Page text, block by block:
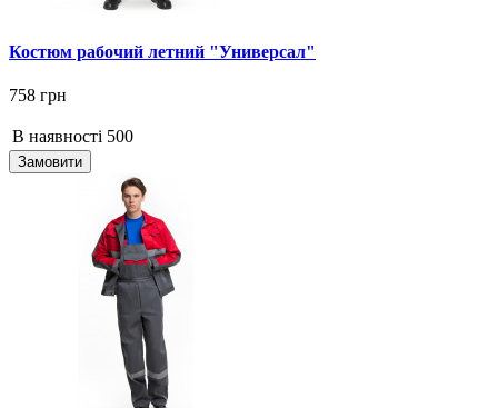
Костюм рабочий летний "Универсал"
758 грн
В наявності 500
Замовити